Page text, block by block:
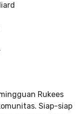
Rukees
Siap-siap